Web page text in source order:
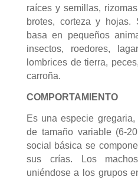
raíces y semillas,
brotes, corteza y hojas.
basa en pequeños
insectos, roedores,
lombrices de tierra,
carroña.
COMPORTAMIENTO
Es una especie
de tamaño variable (6-
social básica se
sus crías. Los
uniéndose a los grupos